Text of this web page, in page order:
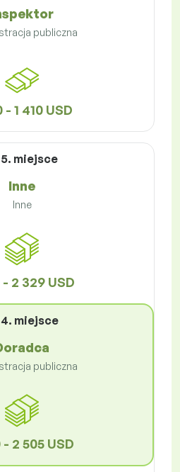
publiczna
- 1 410 USD
miejsce
Inne
Inne
- 2 329 USD
miejsce
publiczna
- 2 505 USD